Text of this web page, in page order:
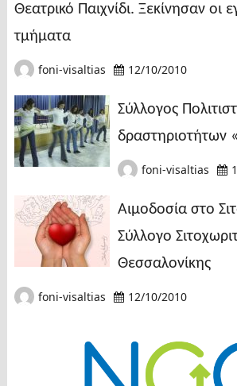
Θεατρικό Παιχνίδι. Ξεκίνησαν οι
τμήματα
foni-visaltias 12/10/2010
Σύλλογος
δραστηριοτήτων
foni-visaltias
Αιμοδοσία στο
Σύλλογο
Θεσσαλονίκης
foni-visaltias 12/10/2010